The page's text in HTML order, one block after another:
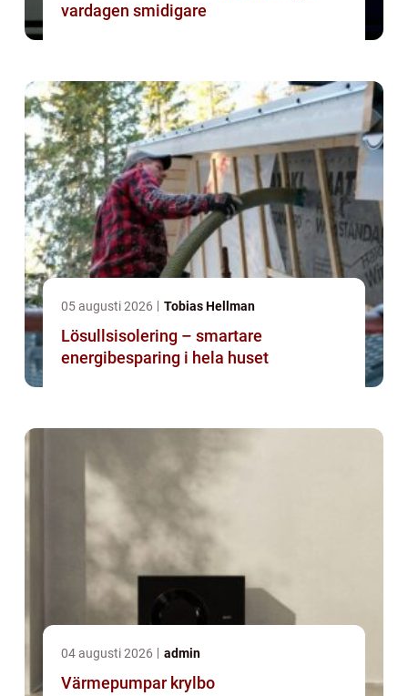
vardagen smidigare
05 augusti 2026 Tobias Hellman
Lösullsisolering – smartare
energibesparing i hela huset
04 augusti 2026 admin
Värmepumpar krylbo